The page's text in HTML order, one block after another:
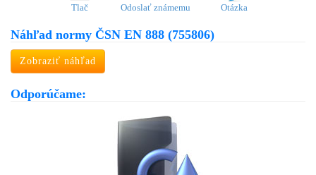
Tlač Odoslať známemu Otázka
Náhľad normy ČSN EN 888 (755806)
Zobraziť náhľad
Odporúčame: